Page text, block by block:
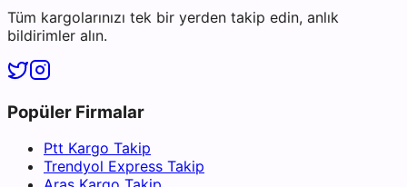
Tüm kargolarınızı tek bir yerden takip edin, anlık
bildirimler alın.
Popüler Firmalar
Ptt Kargo Takip
Trendyol Express Takip